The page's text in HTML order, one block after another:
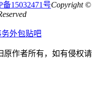
备15032471号Copyright ©
外包贴吧
原作者所有，如有侵权请